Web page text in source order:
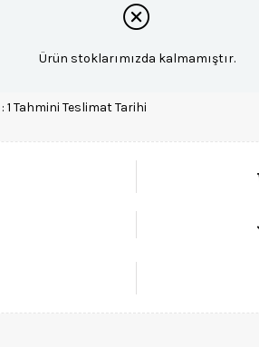
Ürün stoklarımızda kalmamıştır.
: 1 Tahmini Teslimat Tarihi